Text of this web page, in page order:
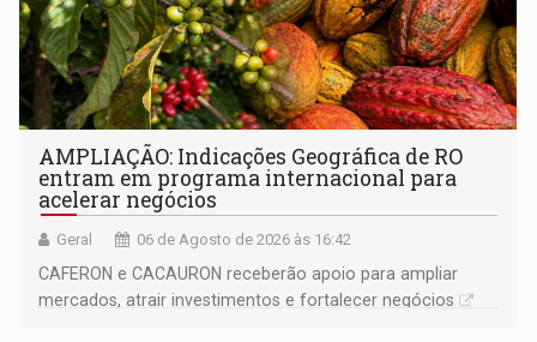
AMPLIAÇÃO: Indicações Geográfica de RO
entram em programa internacional para
acelerar negócios
Geral 06 de Agosto de 2026 às 16:42
CAFERON e CACAURON receberão apoio para ampliar
mercados, atrair investimentos e fortalecer negócios